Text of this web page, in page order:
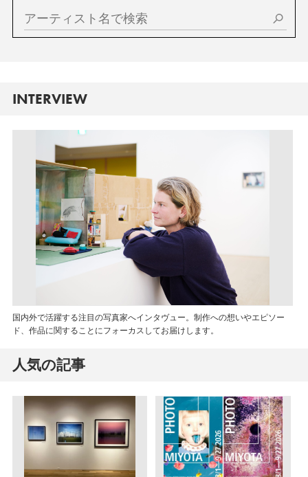
INTERVIEW
国内外で活躍する注目の写真家へインタヴュー。制作への想いやエピソー
ド、作品に関することにフォーカスしてお届けします。
人気の記事